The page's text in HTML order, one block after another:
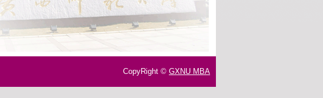
CopyRight © GXNU MBA